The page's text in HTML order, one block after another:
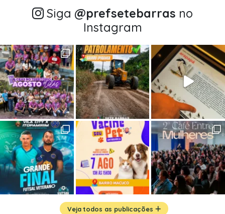
Siga @‌prefsetebarras no
Instagram
Veja todos as publicações